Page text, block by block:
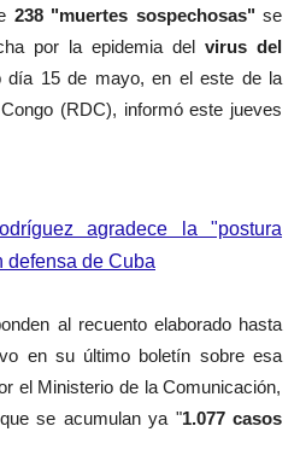
238 "muertes sospechosas"se
por la epidemia del virus del
día 15 de mayo, en el este de la
(RDC), informó este jueves
agradece la "postura
defensa de Cuba
al recuento elaborado hasta
en su último boletín sobre esa
el Ministerio de la Comunicación,
se acumulan ya "1.077 casos